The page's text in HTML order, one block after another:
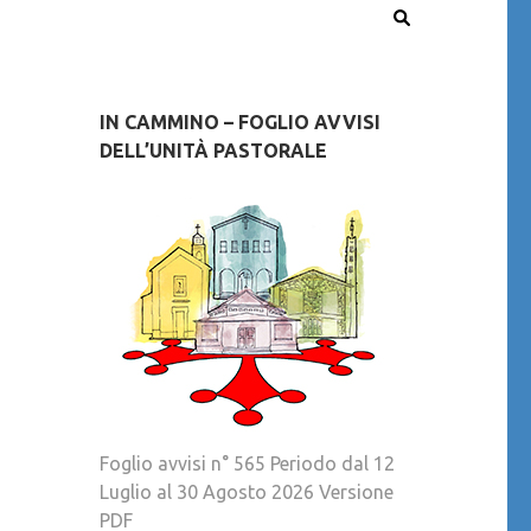
IN CAMMINO – FOGLIO AVVISI
DELL’UNITÀ PASTORALE
Foglio avvisi n° 565 Periodo dal 12
Luglio al 30 Agosto 2026 Versione
PDF